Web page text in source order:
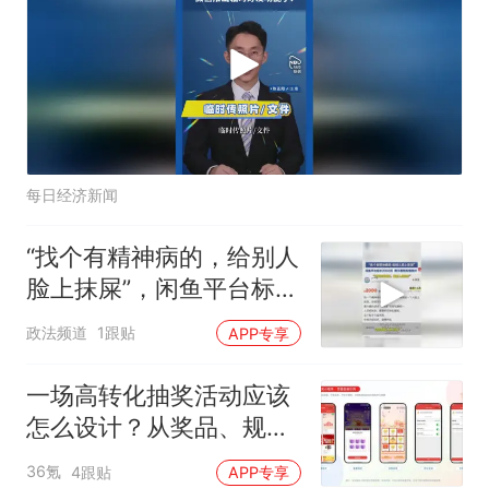
每日经济新闻
“找个有精神病的，给别人
脸上抹屎”，闲鱼平台标价
2000元，客服：有害信息
政法频道 1跟贴 APP专享
一场高转化抽奖活动应该
怎么设计？从奖品、规则
到传播路径的完整拆解
36氪 4跟贴 APP专享